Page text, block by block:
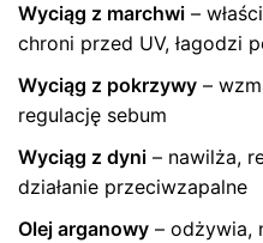
Wyciąg z marchwi –
chroni przed UV, łagodzi
Wyciąg z pokrzywy –
regulację sebum
Wyciąg z dyni – nawilża,
działanie przeciwzapalne
Olej arganowy – odżywia,